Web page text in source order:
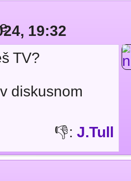
19:32
TV?
diskusnom
👎: J.Tull